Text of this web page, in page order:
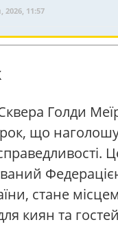
2026, 11:57
Голди
що
стане
киян та